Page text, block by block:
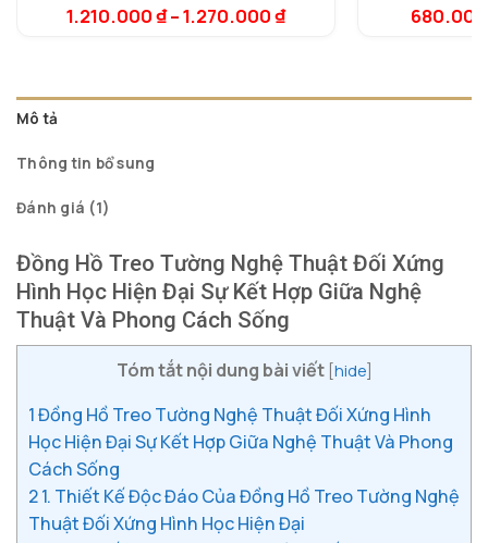
dựa trên
đánh giá
1.210.000₫–1.270.000₫
Mô tả
Thông tin bổ sung
Đánh giá (1)
Đồng Hồ Treo Tường Nghệ Thuật Đối Xứng
Hình Học Hiện Đại Sự Kết Hợp Giữa Nghệ
Thuật Và Phong Cách Sống
Tóm tắt nội dung bài viết hide]
1Đồng Hồ Treo Tường Nghệ Thuật Đối Xứng Hình
Học Hiện Đại Sự Kết Hợp Giữa Nghệ Thuật Và Phong
Cách Sống
21. Thiết Kế Độc Đáo Của Đồng Hồ Treo Tường Nghệ
Thuật Đối Xứng Hình Học Hiện Đại